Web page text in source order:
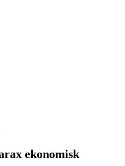
ekonomisk